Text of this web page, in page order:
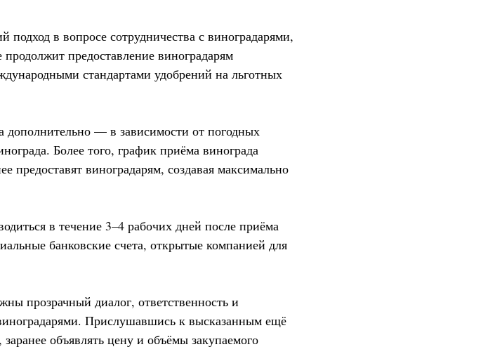
в вопросе сотрудничества с виноградарями,
предоставление виноградарям
стандартами удобрений на льготных
дополнительно — в зависимости от погодных
Более того, график приёма винограда
предоставят виноградарям, создавая максимально
в течение 3–4 рабочих дней после приёма
банковские счета, открытые компанией для
прозрачный диалог, ответственность и
Прислушавшись к высказанным ещё
объявлять цену и объёмы закупаемого